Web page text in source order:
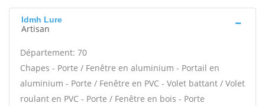
Idmh Lure
Artisan
Département: 70
Chapes - Porte / Fenêtre en aluminium - Portail en
aluminium - Porte / Fenêtre en PVC - Volet battant / Volet
roulant en PVC - Porte / Fenêtre en bois - Porte